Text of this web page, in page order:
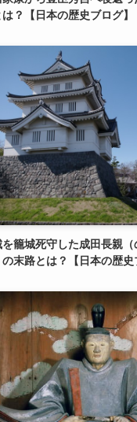
？【日本の歴史ブログ】
籠城死守した成田長親（
末路とは？【日本の歴史